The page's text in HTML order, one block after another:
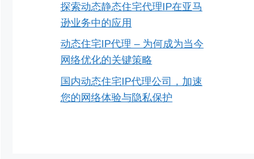
探索动态静态住宅代理IP在亚马
逊业务中的应用
动态住宅IP代理 – 为何成为当今
网络优化的关键策略
国内动态住宅IP代理公司，加速
您的网络体验与隐私保护